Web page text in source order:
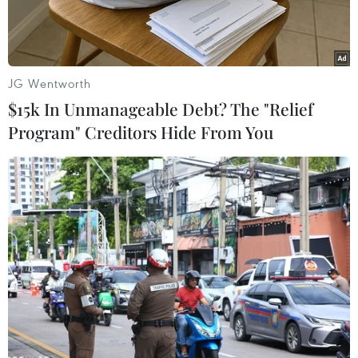
Sơ chế sản phẩm nho tươi để đưa đi tiêu thụ từ liên kết sản xuất
với người dân tại Trang trại nho Ba Mọi, xã Phước Thuận, huyện
Ninh Phước, tỉnh Ninh Thuận. (Ảnh: Nguyễn Thành/TTXVN)
Với chủ đề năm 2023 là dữ liệu số, các đơn vị
của Bộ Nông nghiệp và Phát triển nông thôn sẽ
JG Wentworth
$15k In Unmanageable Debt? The "Relief
Program" Creditors Hide From You